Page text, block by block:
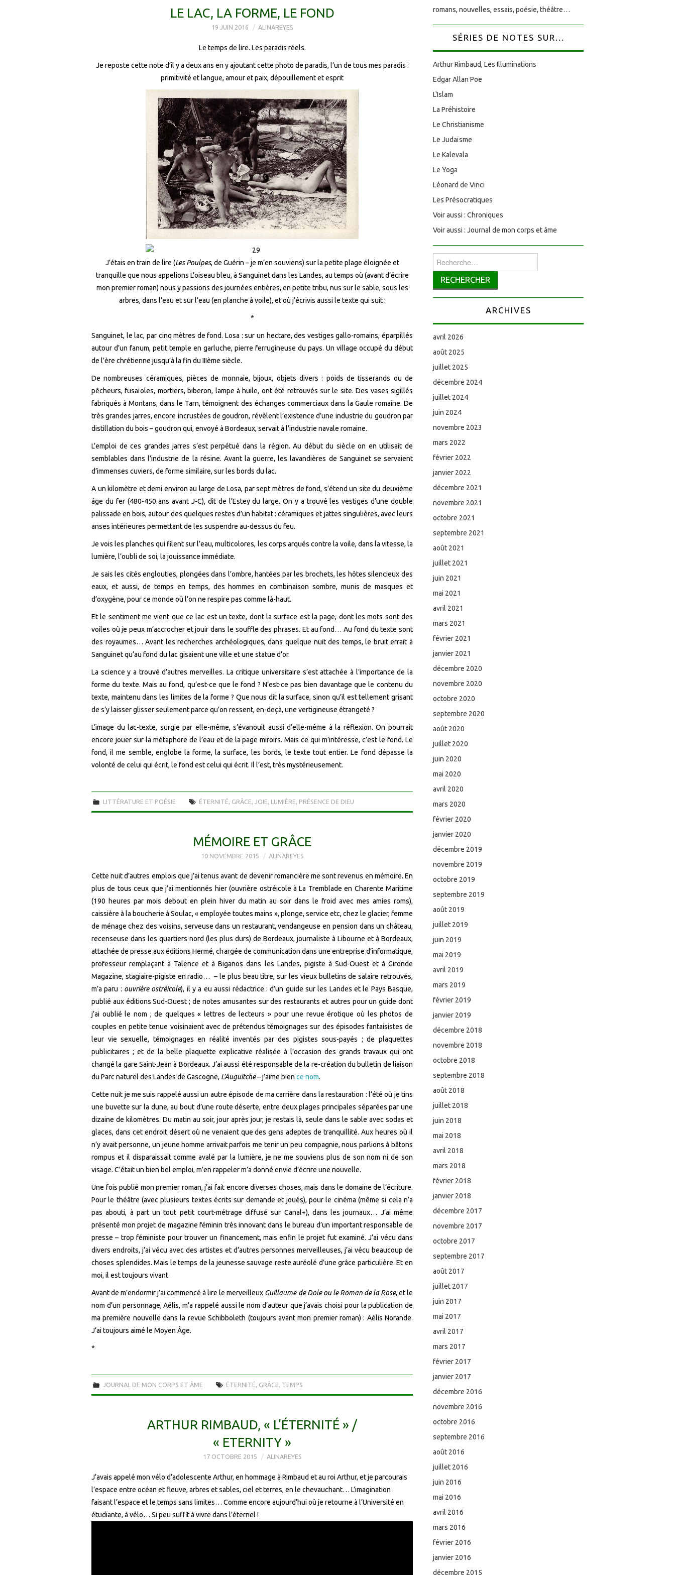
LE LAC, LA FORME, LE FOND
19 JUIN 2016 ALINAREYES
Le temps de lire. Les paradis réels.
Je reposte cette note d’il y a deux ans en y ajoutant cette photo de paradis, l’un de tous mes paradis :
primitivité et langue, amour et paix, dépouillement et esprit
J’étais en train de lire (Les Poulpes, de Guérin – je m’en souviens) sur la petite plage éloignée et
tranquille que nous appelions L’oiseau bleu, à Sanguinet dans les Landes, au temps où (avant d’écrire
mon premier roman) nous y passions des journées entières, en petite tribu, nus sur le sable, sous les
arbres, dans l’eau et sur l’eau (en planche à voile), et où j’écrivis aussi le texte qui suit :
*
Sanguinet, le lac, par cinq mètres de fond. Losa : sur un hectare, des vestiges gallo-romains, éparpillés
autour d’un fanum, petit temple en garluche, pierre ferrugineuse du pays. Un village occupé du début
de l’ère chrétienne jusqu’à la fin du IIIème siècle.
De nombreuses céramiques, pièces de monnaie, bijoux, objets divers : poids de tisserands ou de
pêcheurs, fusaïoles, mortiers, biberon, lampe à huile, ont été retrouvés sur le site. Des vases sigillés
fabriqués à Montans, dans le Tarn, témoignent des échanges commerciaux dans la Gaule romaine. De
très grandes jarres, encore incrustées de goudron, révèlent l’existence d’une industrie du goudron par
distillation du bois – goudron qui, envoyé à Bordeaux, servait à l’industrie navale romaine.
L’emploi de ces grandes jarres s’est perpétué dans la région. Au début du siècle on en utilisait de
semblables dans l’industrie de la résine. Avant la guerre, les lavandières de Sanguinet se servaient
d’immenses cuviers, de forme similaire, sur les bords du lac.
A un kilomètre et demi environ au large de Losa, par sept mètres de fond, s’étend un site du deuxième
âge du fer (480-450 ans avant J-C), dit de l’Estey du large. On y a trouvé les vestiges d’une double
palissade en bois, autour des quelques restes d’un habitat : céramiques et jattes singulières, avec leurs
anses intérieures permettant de les suspendre au-dessus du feu.
Je vois les planches qui filent sur l’eau, multicolores, les corps arqués contre la voile, dans la vitesse, la
lumière, l’oubli de soi, la jouissance immédiate.
Je sais les cités englouties, plongées dans l’ombre, hantées par les brochets, les hôtes silencieux des
eaux, et aussi, de temps en temps, des hommes en combinaison sombre, munis de masques et
d’oxygène, pour ce monde où l’on ne respire pas comme là-haut.
Et le sentiment me vient que ce lac est un texte, dont la surface est la page, dont les mots sont des
voiles où je peux m’accrocher et jouir dans le souffle des phrases. Et au fond… Au fond du texte sont
des royaumes… Avant les recherches archéologiques, dans quelque nuit des temps, le bruit errait à
Sanguinet qu’au fond du lac gisaient une ville et une statue d’or.
La science y a trouvé d’autres merveilles. La critique universitaire s’est attachée à l’importance de la
forme du texte. Mais au fond, qu’est-ce que le fond ? N’est-ce pas bien davantage que le contenu du
texte, maintenu dans les limites de la forme ? Que nous dit la surface, sinon qu’il est tellement grisant
de s’y laisser glisser seulement parce qu’on ressent, en-deçà, une vertigineuse étrangeté ?
L’image du lac-texte, surgie par elle-même, s’évanouit aussi d’elle-même à la réflexion. On pourrait
encore jouer sur la métaphore de l’eau et de la page miroirs. Mais ce qui m’intéresse, c’est le fond. Le
fond, il me semble, englobe la forme, la surface, les bords, le texte tout entier. Le fond dépasse la
volonté de celui qui écrit, le fond est celui qui écrit. Il l’est, très mystérieusement.
LITTÉRATURE ET POÉSIE ÉTERNITÉ GRÂCE JOIE LUMIÈRE PRÉSENCE DE DIEU
MÉMOIRE ET GRÂCE
10 NOVEMBRE 2015 ALINAREYES
Cette nuit d’autres emplois que j’ai tenus avant de devenir romancière me sont revenus en mémoire. En
plus de tous ceux que j’ai mentionnés hier (ouvrière ostréicole à La Tremblade en Charente Maritime
(190 heures par mois debout en plein hiver du matin au soir dans le froid avec mes amies roms),
caissière à la boucherie à Soulac, « employée toutes mains », plonge, service etc, chez le glacier, femme
de ménage chez des voisins, serveuse dans un restaurant, vendangeuse en pension dans un château,
recenseuse dans les quartiers nord (les plus durs) de Bordeaux, journaliste à Libourne et à Bordeaux,
attachée de presse aux éditions Hermé, chargée de communication dans une entreprise d’informatique,
professeur remplaçant à Talence et à Biganos dans les Landes, pigiste à Sud-Ouest et à Gironde
Magazine, stagiaire-pigiste en radio… – le plus beau titre, sur les vieux bulletins de salaire retrouvés,
m’a paru : ouvrière ostréicole), il y a eu aussi rédactrice : d’un guide sur les Landes et le Pays Basque,
publié aux éditions Sud-Ouest ; de notes amusantes sur des restaurants et autres pour un guide dont
j’ai oublié le nom ; de quelques « lettres de lecteurs » pour une revue érotique où les photos de
couples en petite tenue voisinaient avec de prétendus témoignages sur des épisodes fantaisistes de
leur vie sexuelle, témoignages en réalité inventés par des pigistes sous-payés ; de plaquettes
publicitaires ; et de la belle plaquette explicative réalisée à l’occasion des grands travaux qui ont
changé la gare Saint-Jean à Bordeaux. J’ai aussi été responsable de la re-création du bulletin de liaison
du Parc naturel des Landes de Gascogne, L’Auguitche– j’aime bien ce nom.
Cette nuit je me suis rappelé aussi un autre épisode de ma carrière dans la restauration : l’été où je tins
une buvette sur la dune, au bout d’une route déserte, entre deux plages principales séparées par une
dizaine de kilomètres. Du matin au soir, jour après jour, je restais là, seule dans le sable avec sodas et
glaces, dans cet endroit désert où ne venaient que des gens adeptes de tranquillité. Aux heures où il
n’y avait personne, un jeune homme arrivait parfois me tenir un peu compagnie, nous parlions à bâtons
rompus et il disparaissait comme avalé par la lumière, je ne me souviens plus de son nom ni de son
visage. C’était un bien bel emploi, m’en rappeler m’a donné envie d’écrire une nouvelle.
Une fois publié mon premier roman, j’ai fait encore diverses choses, mais dans le domaine de l’écriture.
Pour le théâtre (avec plusieurs textes écrits sur demande et joués), pour le cinéma (même si cela n’a
pas abouti, à part un tout petit court-métrage diffusé sur Canal+), dans les journaux… J’ai même
présenté mon projet de magazine féminin très innovant dans le bureau d’un important responsable de
presse – trop féministe pour trouver un financement, mais enfin le projet fut examiné. J’ai vécu dans
divers endroits, j’ai vécu avec des artistes et d’autres personnes merveilleuses, j’ai vécu beaucoup de
choses splendides. Mais le temps de la jeunesse sauvage reste auréolé d’une grâce particulière. Et en
moi, il est toujours vivant.
Avant de m’endormir j’ai commencé à lire le merveilleux Guillaume de Dole ou le Roman de la Rose, et le
nom d’un personnage, Aélis, m’a rappelé aussi le nom d’auteur que j’avais choisi pour la publication de
ma première nouvelle dans la revue Schibboleth (toujours avant mon premier roman) : Aélis Norande.
J’ai toujours aimé le Moyen Âge.
*
JOURNAL DE MON CORPS ET ÂME ÉTERNITÉ, GRÂCE, TEMPS
ARTHUR RIMBAUD, « L’ÉTERNITÉ » /
« ETERNITY »
17 OCTOBRE 2015 ALINAREYES
J’avais appelé mon vélo d’adolescente Arthur, en hommage à Rimbaud et au roi Arthur, et je parcourais
l’espace entre océan et fleuve, arbres et sables, ciel et terres, en le chevauchant… L’imagination
faisant l’espace et le temps sans limites… Comme encore aujourd’hui où je retourne à l’Université en
étudiante, à vélo… Si peu suffit à vivre dans l’éternel !
romans, nouvelles, essais, poésie, théâtre…
SÉRIES DE NOTES SUR...
Arthur Rimbaud, Les Illuminations
Edgar Allan Poe
L'Islam
La Préhistoire
Le Christianisme
Le Judaïsme
Le Kalevala
Le Yoga
Léonard de Vinci
Les Présocratiques
Voir aussi : Chroniques
Voir aussi : Journal de mon corps et âme
Rechercher :
ARCHIVES
avril 2026
août 2025
juillet 2025
décembre 2024
juillet 2024
juin 2024
novembre 2023
mars 2022
février 2022
janvier 2022
décembre 2021
novembre 2021
octobre 2021
septembre 2021
août 2021
juillet 2021
juin 2021
mai 2021
avril 2021
mars 2021
février 2021
janvier 2021
décembre 2020
novembre 2020
octobre 2020
septembre 2020
août 2020
juillet 2020
juin 2020
mai 2020
avril 2020
mars 2020
février 2020
janvier 2020
décembre 2019
novembre 2019
octobre 2019
septembre 2019
août 2019
juillet 2019
juin 2019
mai 2019
avril 2019
mars 2019
février 2019
janvier 2019
décembre 2018
novembre 2018
octobre 2018
septembre 2018
août 2018
juillet 2018
juin 2018
mai 2018
avril 2018
mars 2018
février 2018
janvier 2018
décembre 2017
novembre 2017
octobre 2017
septembre 2017
août 2017
juillet 2017
juin 2017
mai 2017
avril 2017
mars 2017
février 2017
janvier 2017
décembre 2016
novembre 2016
octobre 2016
septembre 2016
août 2016
juillet 2016
juin 2016
mai 2016
avril 2016
mars 2016
février 2016
janvier 2016
décembre 2015